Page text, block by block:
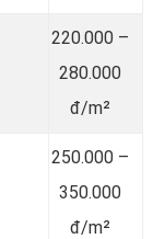
220.000 –
280.000
đ/m²
250.000 –
350.000
đ/m²